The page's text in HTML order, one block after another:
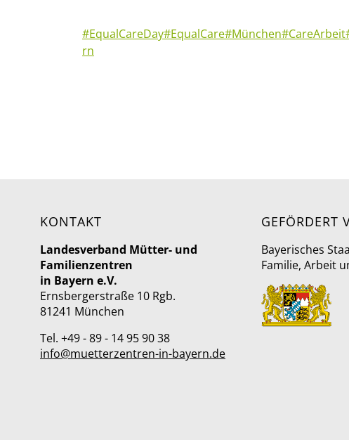
#EqualCareDay#EqualCare#München#CareArbeit
rn
KONTAKT
Landesverband Mütter- und
Familienzentren
in Bayern e.V.
Ernsbergerstraße 10 Rgb.
81241 München
Tel. +49 - 89 - 14 95 90 38
info@muetterzentren-in-bayern.de
GEFÖRDERT
Bayerisches
Familie, Arbeit